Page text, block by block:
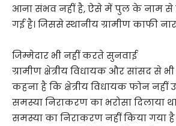
आना संभव नहीं है, ऐसे में पुल के नाम से
गई है। जिससे स्थानीय ग्रामीण काफी
जिम्मेदार भी नहीं करते सुनवाई
ग्रामीण क्षेत्रीय विधायक और सांसद से
कहना है कि क्षेत्रीय विधायक फोन
समस्या निराकरण का भरोसा
समस्या का निराकरण नहीं किया गया